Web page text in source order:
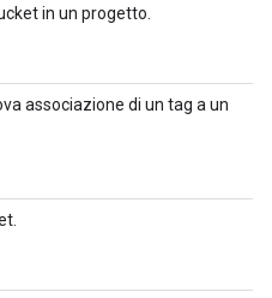
in un progetto.
associazione di un tag a un